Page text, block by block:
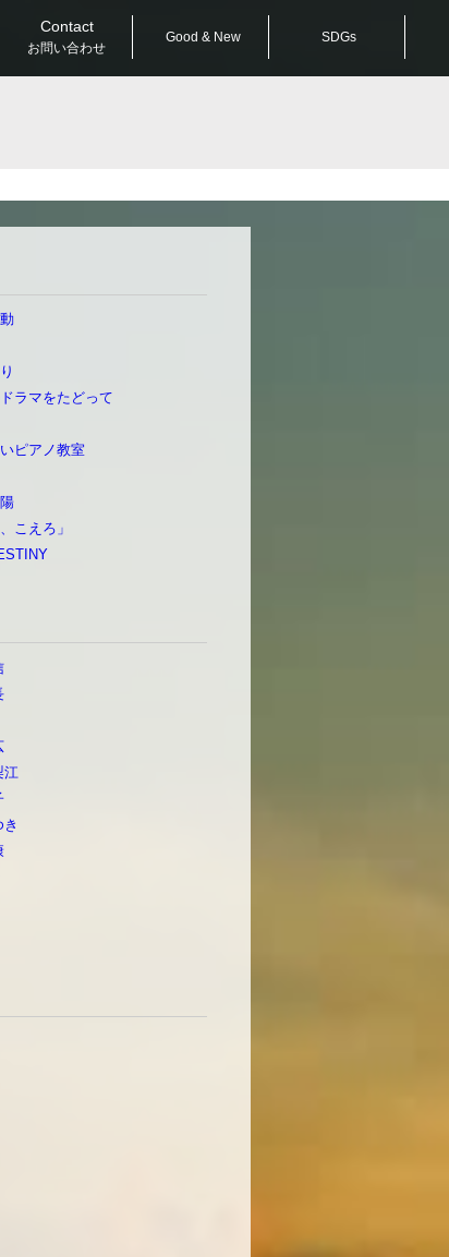
Contact
お問い合わせ
Good & New SDGs
ラマをたどって
ピアノ教室
こえろ」
江